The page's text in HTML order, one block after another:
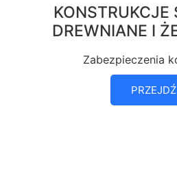
KONSTRUKCJE
DREWNIANE I
Zabezpieczenia
PRZEJDŹ